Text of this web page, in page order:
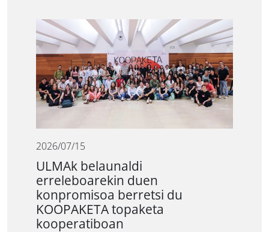
2026/07/15
ULMAk belaunaldi
erreleboarekin duen
konpromisoa berretsi du
KOOPAKETA topaketa
kooperatiboan